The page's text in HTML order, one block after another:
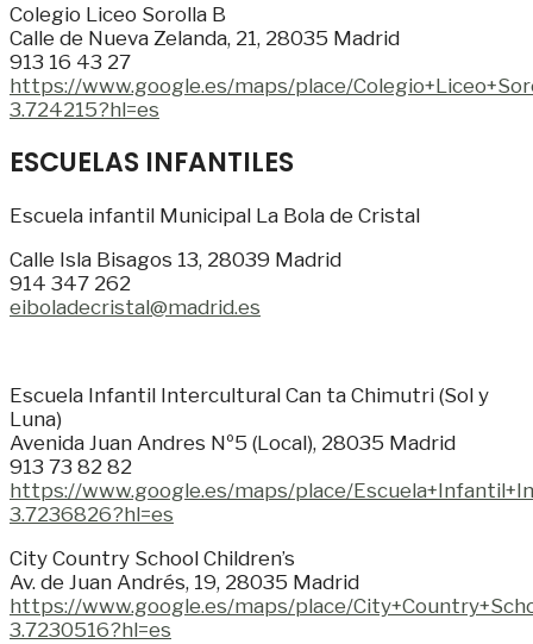
Colegio Liceo Sorolla B
Calle de Nueva Zelanda, 21, 28035 Madrid
913 16 43 27
https://www.google.es/maps/place/
3.724215?hl=es
ESCUELAS INFANTILES
Escuela infantil Municipal La Bola de Cristal
Calle Isla Bisagos 13, 28039 Madrid
914 347 262
eiboladecristal@madrid.es
Escuela Infantil Intercultural Can ta Chimutri (Sol y
Luna)
Avenida Juan Andres Nº5 (Local), 28035 Madrid
913 73 82 82
https://www.google.es/maps/place/
3.7236826?hl=es
City Country School Children’s
Av. de Juan Andrés, 19, 28035 Madrid
https://www.google.es/maps/place/
3.7230516?hl=es